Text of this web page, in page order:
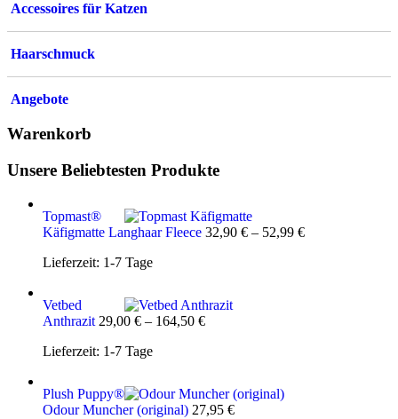
Accessoires für Katzen
Haarschmuck
Angebote
Warenkorb
Unsere Beliebtesten Produkte
Topmast®
Käfigmatte Langhaar Fleece 32,90 € – 52,99 €
Lieferzeit: 1-7 Tage
Vetbed
Anthrazit 29,00 € – 164,50 €
Lieferzeit: 1-7 Tage
Plush Puppy®
Odour Muncher (original) 27,95 €